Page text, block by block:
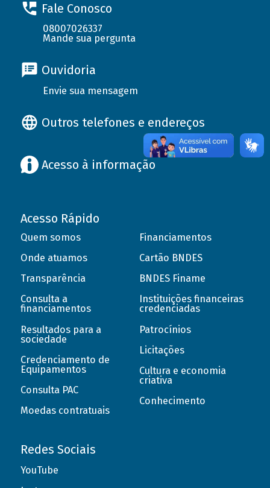
Fale Conosco
08007026337
Mande sua pergunta
Ouvidoria
Envie sua mensagem
Outros telefones e endereços
Acesso à informação
Acesso Rápido
Quem somos
Onde atuamos
Transparência
Consulta a
financiamentos
Resultados para a
sociedade
Credenciamento de
Equipamentos
Consulta PAC
Moedas contratuais
Financiamentos
Cartão BNDES
BNDES Finame
Instituições financeiras
credenciadas
Patrocínios
Licitações
Cultura e economia
criativa
Conhecimento
Redes Sociais
YouTube